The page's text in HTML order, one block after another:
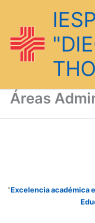
contenido
Áreas
"Excelencia académica